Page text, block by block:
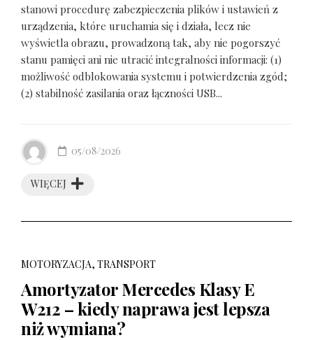
stanowi procedurę zabezpieczenia plików i ustawień z
urządzenia, które uruchamia się i działa, lecz nie
wyświetla obrazu, prowadzoną tak, aby nie pogorszyć
stanu pamięci ani nie utracić integralności informacji: (1)
możliwość odblokowania systemu i potwierdzenia zgód;
(2) stabilność zasilania oraz łączności USB...
WIĘCEJ
05/08/2026
MOTORYZACJA, TRANSPORT
Amortyzator Mercedes Klasy E
W212 – kiedy naprawa jest lepsza
niż wymiana?